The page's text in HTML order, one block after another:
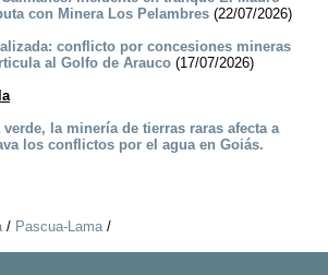
con Minera Los Pelambres (22/07/2026)
conflicto por concesiones mineras
al Golfo de Arauco (17/07/2026)
la minería de tierras raras afecta a
los conflictos por el agua en Goiás.
/ Pascua-Lama/